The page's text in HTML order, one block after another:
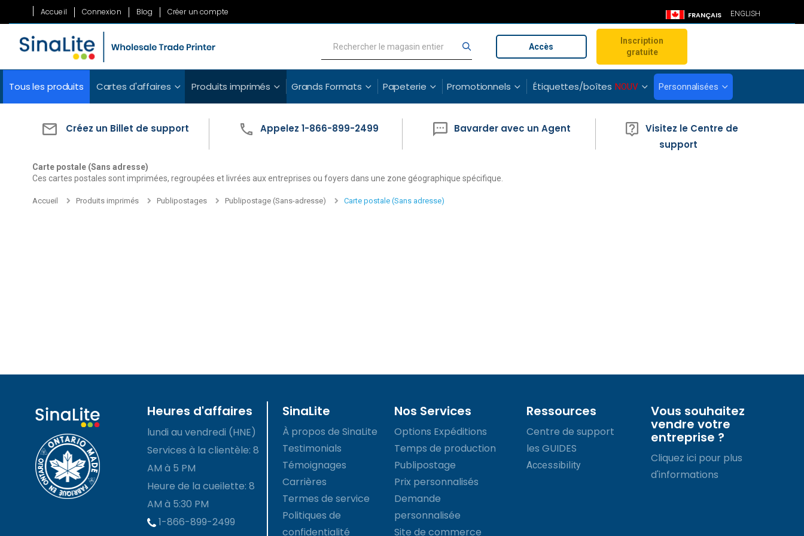
LANGUE FRANÇAIS ENGLISH
Accueil Connexion Blog Créer un compte
Rechercher
Accès
Inscription
gratuite
Tous les produits Cartes d'affaires Produits imprimés Grands Formats Papeterie Promotionnels Étiquettes/boîtes NOUV Personnalisées
Créez un Billet de support Appelez 1-866-899-2499 Bavarder avec un Agent
Visitez le Centre de
support
Carte postale (Sans adresse)
Ces cartes postales sont imprimées, regroupées et livrées aux entreprises ou foyers dans une zone géographique spécifique.
Accueil Produits imprimés Publipostages Publipostage (Sans-adresse) Carte postale (Sans adresse)
Heures d'affaires
lundi au vendredi (HNE)
Services à la clientèle: 8
AM à 5 PM
Heure de la cueilette: 8
AM à 5:30 PM
1-866-899-2499
SinaLite
À propos de SinaLite
Testimonials
Témoignages
Carrières
Termes de service
Politiques de
confidentialité
Nos Services
Options Expéditions
Temps de production
Publipostage
Prix personnalisés
Demande
personnalisée
Site de commerce
Ressources
Centre de support
les GUIDES
Accessibility
Vous souhaitez
vendre votre
entreprise ?
Cliquez ici pour plus
d'informations